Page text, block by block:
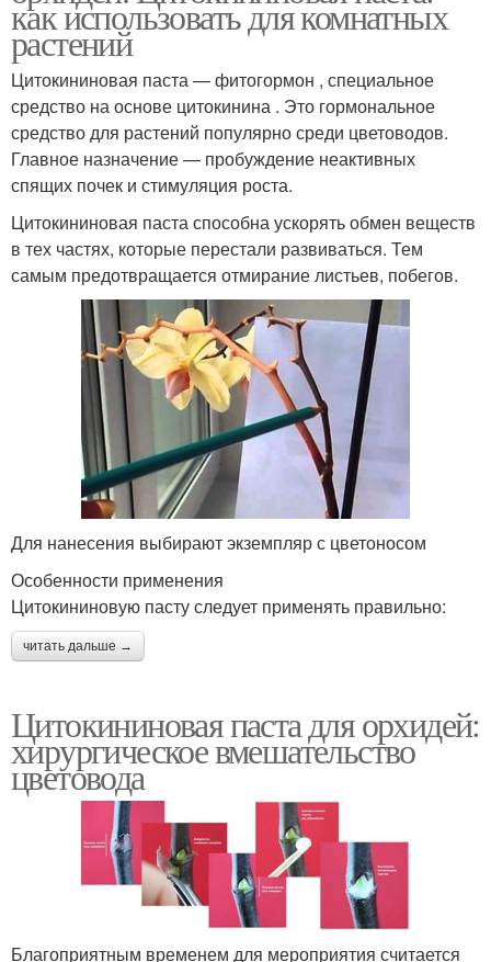
как использовать для комнатных
растений
Цитокининовая паста — фитогормон , специальное
средство на основе цитокинина . Это гормональное
средство для растений популярно среди цветоводов.
Главное назначение — пробуждение неактивных
спящих почек и стимуляция роста.
Цитокининовая паста способна ускорять обмен веществ
в тех частях, которые перестали развиваться. Тем
самым предотвращается отмирание листьев, побегов.
Для нанесения выбирают экземпляр с цветоносом
Особенности применения
Цитокининовую пасту следует применять правильно:
читать дальше →
Цитокининовая паста для орхидей:
хирургическое вмешательство
цветовода
Благоприятным временем для мероприятия считается